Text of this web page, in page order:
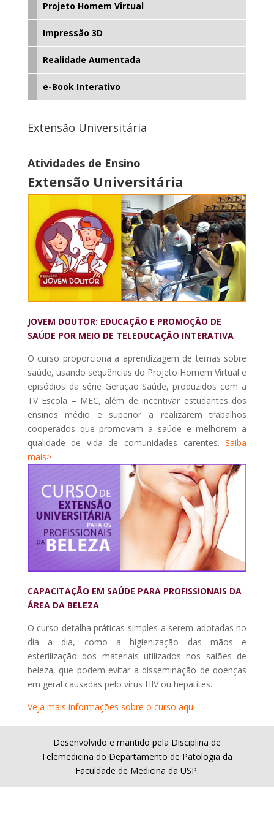
Projeto Homem Virtual
Impressão 3D
Realidade Aumentada
e-Book Interativo
Extensão Universitária
Atividades de Ensino
Extensão Universitária
JOVEM DOUTOR: EDUCAÇÃO E PROMOÇÃO DE
SAÚDE POR MEIO DE TELEDUCAÇÃO INTERATIVA
O curso proporciona a aprendizagem de temas sobre
saúde, usando sequências do Projeto Homem Virtual e
episódios da série Geração Saúde, produzidos com a
TV Escola – MEC, além de incentivar estudantes dos
ensinos médio e superior a realizarem trabalhos
cooperados que promovam a saúde e melhorem a
qualidade de vida de comunidades carentes.Saiba
mais>
CAPACITAÇÃO EM SAÚDE PARA PROFISSIONAIS DA
ÁREA DA BELEZA
O curso detalha práticas simples a serem adotadas no
dia a dia, como a higienização das mãos e
esterilização dos materiais utilizados nos salões de
beleza, que podem evitar a disseminação de doenças
em geral causadas pelo vírus HIV ou hepatites.
Veja mais informações sobre o curso aqui.
Desenvolvido e mantido pela Disciplina de
Telemedicina do Departamento de Patologia da
Faculdade de Medicina da USP.